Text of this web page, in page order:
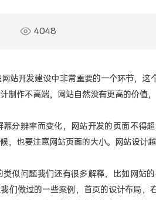
4048
站开发建设中非常重要的一个环节，这
制作不高端，网站自然没有更高的价值
辨率而变化，网站开发的页面不得超
，也要注意网站页面的大小。网站设计越
问题我们还有很多解释，比如网站的
们做过的一些案例，首页的设计布局